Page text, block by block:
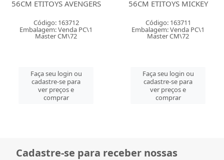
56CM ETITOYS AVENGERS
Código: 163712
Embalagem: Venda PC\1
Master CM\72
Faça seu login ou
cadastre-se para
ver preços e
comprar
56CM ETITOYS MICKEY
Código: 163711
Embalagem: Venda PC\1
Master CM\72
Faça seu login ou
cadastre-se para
ver preços e
comprar
Cadastre-se para receber nossas